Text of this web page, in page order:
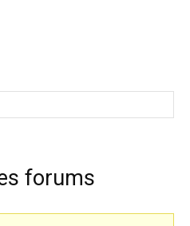
forums